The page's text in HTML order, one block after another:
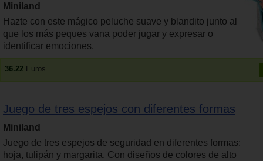
Miniland
Hazte con este mágico peluche suave y blandito junto al
que los más peques vana poder jugar y expresar o
identificar emociones.
36.22 Euros
Juego de tres espejos con diferentes formas
Miniland
Juego de tres espejos de seguridad en diferentes formas:
hoja, tulipán y margarita. Con diseños de colores de alto